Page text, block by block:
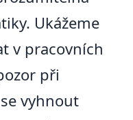
Ukážeme
v pracovních
při
vyhnout